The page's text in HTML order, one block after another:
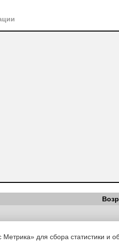
(c) |Вестник Педагога|Об
для сбора статистики и